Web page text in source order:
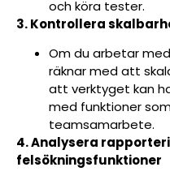
och köra tester.
3. Kontrollera
Om du arbetar
räknar med att
att verktyget kan
med funktioner
teamsamarbete.
4. Analysera
felsökningsfunktioner